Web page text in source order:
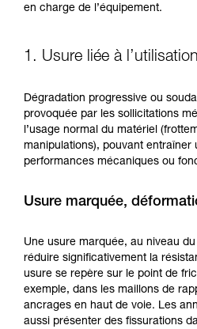
en charge de l’équipement.
1. Usure liée à l’utilisation
Dégradation progressive ou
provoquée par les sollicitations
l’usage normal du matériel
manipulations), pouvant entraîner
performances mécaniques ou
Usure marquée,
Une usure marquée, au niveau
réduire significativement la
usure se repère sur le point de
exemple, dans les maillons de
ancrages en haut de voie. Les
aussi présenter des fissurations